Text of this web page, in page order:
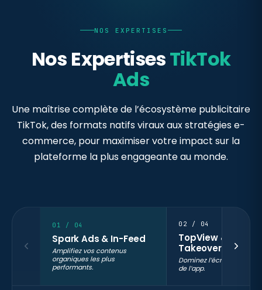
NOS EXPERTISES
Nos ExpertisesTikTok
Ads
Une maîtrise complète de l’écosystème publicitaire
TikTok, des formats natifs viraux aux stratégies e-
commerce, pour maximiser votre impact sur la
plateforme la plus engageante au monde.
01 / 04
Spark Ads & In-Feed
Amplifiez vos contenus
organiques les plus
performants.
02 / 04
TopView & Brand
Takeover
Dominez l’écran dès
de l’app.